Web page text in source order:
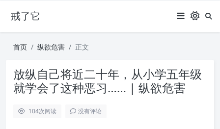
戒了它
首页 纵欲危害 正文
放纵自己将近二十年，从小学五年级
就学会了这种恶习…… | 纵欲危害
104次阅读 没有评论